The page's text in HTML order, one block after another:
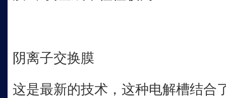
阴离子交换膜
这是最新的技术，这种电解槽结合